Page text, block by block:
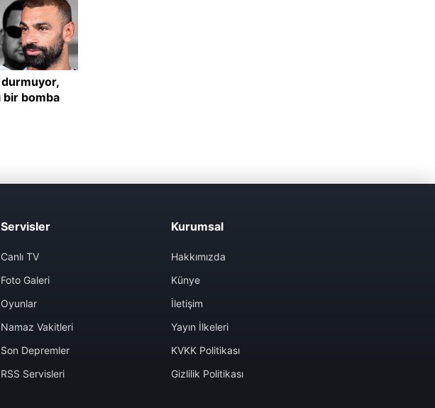
Servisler
Canlı TV
Foto Galeri
Oyunlar
Namaz Vakitleri
Son Depremler
RSS Servisleri
Kurumsal
Hakkımızda
Künye
İletişim
Yayın İlkeleri
KVKK Politikası
Gizlilik Politikası